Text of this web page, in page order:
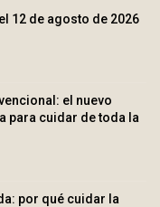
12 de agosto de 2026
el nuevo
para cuidar de toda la
por qué cuidar la